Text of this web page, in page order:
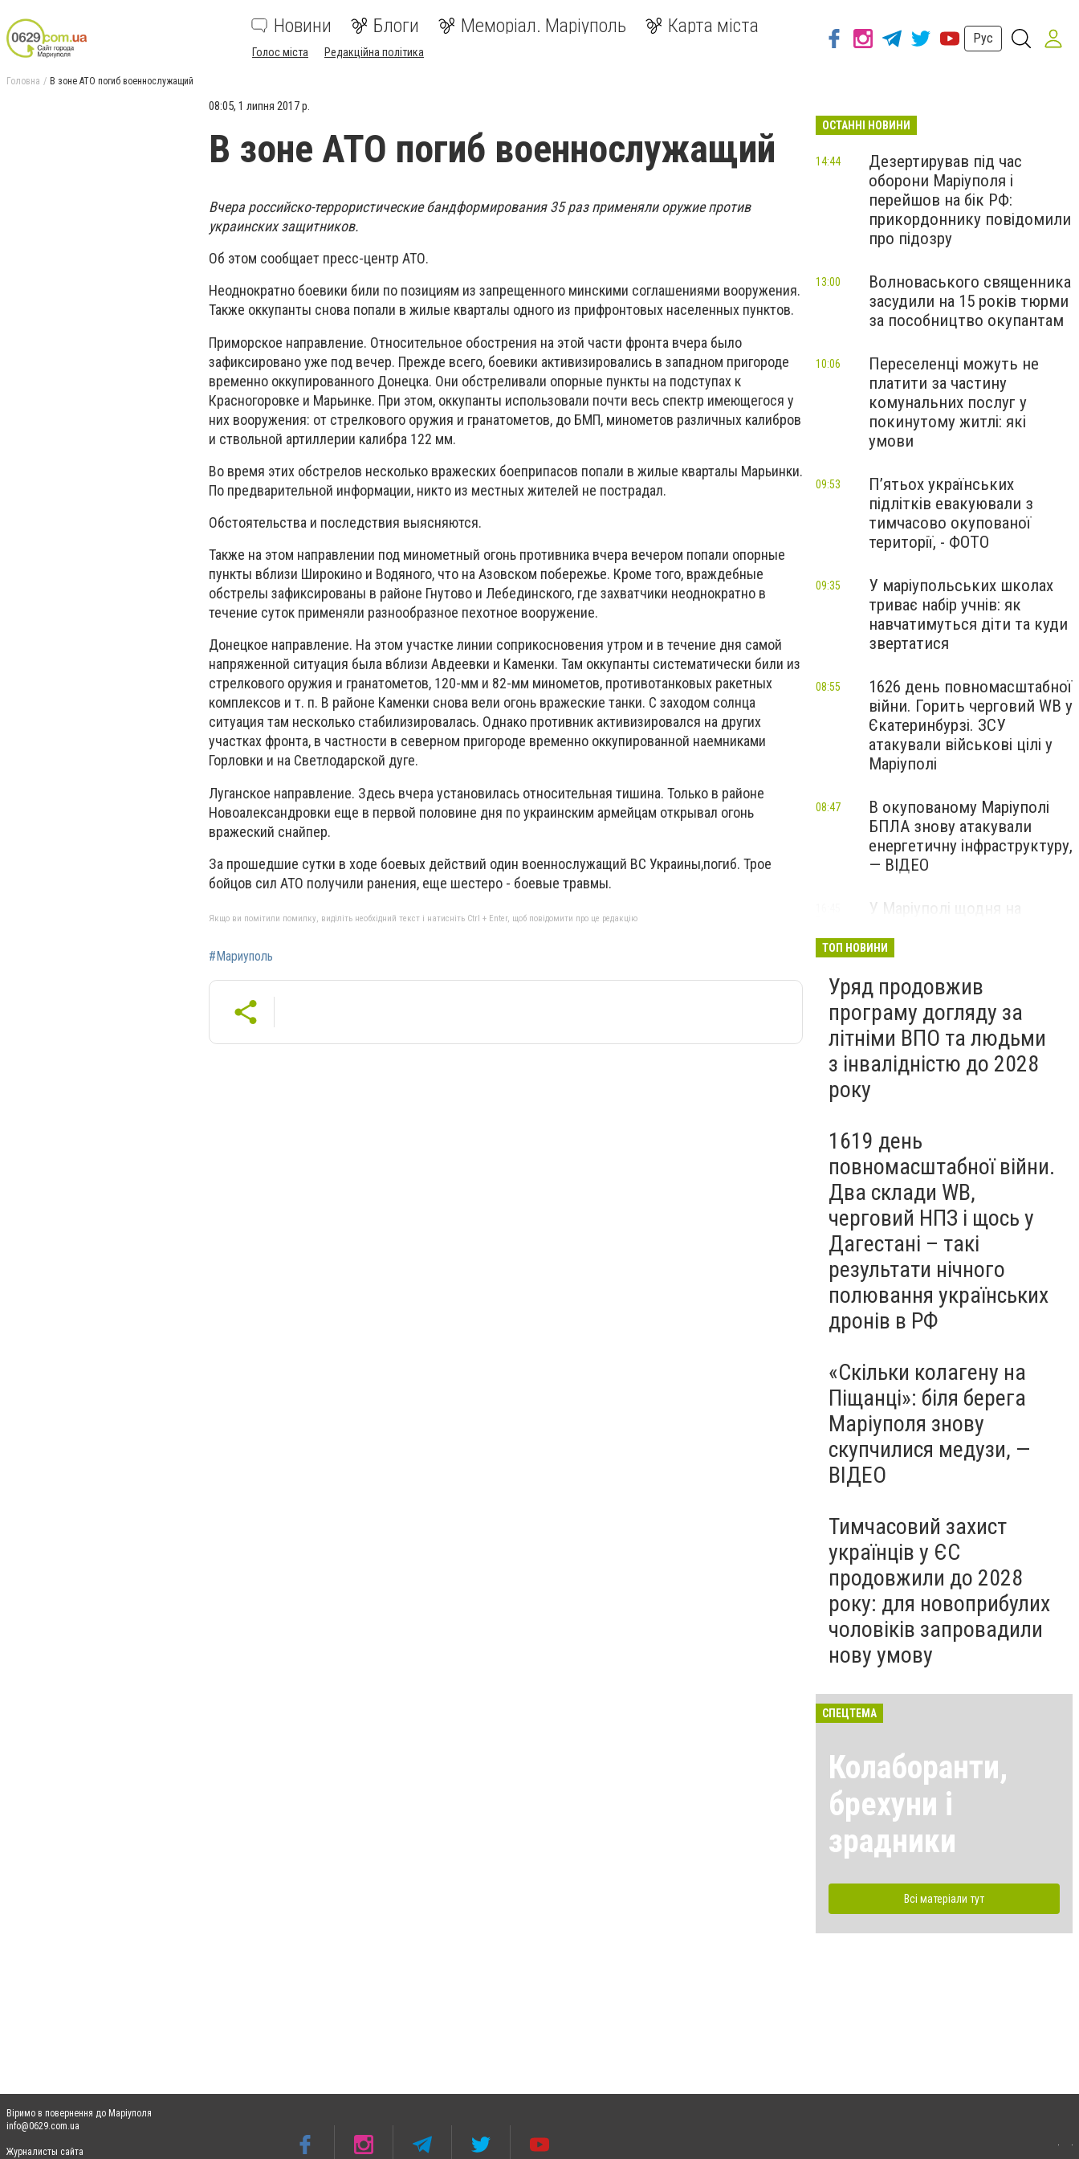
Новини Блоги Меморіал. Маріуполь Карта міста
Голос міста Редакційна політика
Рус
Головна В зоне АТО погиб военнослужащий
08:05, 1 липня 2017 р.
В зоне АТО погиб военнослужащий
Вчера российско-террористические бандформирования 35 раз применяли оружие против
украинских защитников.
Об этом сообщает пресс-центр АТО.
Неоднократно боевики били по позициям из запрещенного минскими соглашениями вооружения.
Также оккупанты снова попали в жилые кварталы одного из прифронтовых населенных пунктов.
Приморское направление. Относительное обострения на этой части фронта вчера было
зафиксировано уже под вечер. Прежде всего, боевики активизировались в западном пригороде
временно оккупированного Донецка. Они обстреливали опорные пункты на подступах к
Красногоровке и Марьинке. При этом, оккупанты использовали почти весь спектр имеющегося у
них вооружения: от стрелкового оружия и гранатометов, до БМП, минометов различных калибров
и ствольной артиллерии калибра 122 мм.
Во время этих обстрелов несколько вражеских боеприпасов попали в жилые кварталы Марьинки.
По предварительной информации, никто из местных жителей не пострадал.
Обстоятельства и последствия выясняются.
Также на этом направлении под минометный огонь противника вчера вечером попали опорные
пункты вблизи Широкино и Водяного, что на Азовском побережье. Кроме того, враждебные
обстрелы зафиксированы в районе Гнутово и Лебединского, где захватчики неоднократно в
течение суток применяли разнообразное пехотное вооружение.
Донецкое направление. На этом участке линии соприкосновения утром и в течение дня самой
напряженной ситуация была вблизи Авдеевки и Каменки. Там оккупанты систематически били из
стрелкового оружия и гранатометов, 120-мм и 82-мм минометов, противотанковых ракетных
комплексов и т. п. В районе Каменки снова вели огонь вражеские танки. С заходом солнца
ситуация там несколько стабилизировалась. Однако противник активизировался на других
участках фронта, в частности в северном пригороде временно оккупированной наемниками
Горловки и на Светлодарской дуге.
Луганское направление. Здесь вчера установилась относительная тишина. Только в районе
Новоалександровки еще в первой половине дня по украинским армейцам открывал огонь
вражеский снайпер.
За прошедшие сутки в ходе боевых действий один военнослужащий ВС Украины,погиб. Трое
бойцов сил АТО получили ранения, еще шестеро - боевые травмы.
Якщо ви помітили помилку, виділіть необхідний текст і натисніть Ctrl + Enter, щоб повідомити про це редакцію
#Мариуполь
ОСТАННІ НОВИНИ
Дезертирував під час
оборони Маріуполя і
перейшов на бік РФ:
прикордоннику повідомили
про підозру
14:44
Волноваського священника
засудили на 15 років тюрми
за пособництво окупантам
13:00
Переселенці можуть не
платити за частину
комунальних послуг у
покинутому житлі: які
умови
10:06
П’ятьох українських
підлітків евакуювали з
тимчасово окупованої
території, - ФОТО
09:53
У маріупольських школах
триває набір учнів: як
навчатимуться діти та куди
звертатися
09:35
1626 день повномасштабної
війни. Горить черговий WB у
Єкатеринбурзі. ЗСУ
атакували військові цілі у
Маріуполі
08:55
В окупованому Маріуполі
БПЛА знову атакували
енергетичну інфраструктуру,
— ВІДЕО
08:47
У Маріуполі щодня на
відключатимуть світло: це
ТОП НОВИНИ
Уряд продовжив
програму догляду за
літніми ВПО та людьми
з інвалідністю до 2028
року
1619 день
повномасштабної війни.
Два склади WB,
черговий НПЗ і щось у
Дагестані – такі
результати нічного
полювання українських
дронів в РФ
«Скільки колагену на
Піщанці»: біля берега
Маріуполя знову
скупчилися медузи, —
ВІДЕО
Тимчасовий захист
українців у ЄС
продовжили до 2028
року: для новоприбулих
чоловіків запровадили
нову умову
СПЕЦТЕМА
Колаборанти,
брехуни і
зрадники
Всі матеріали тут
Віримо в повернення до Маріуполя
info@0629.com.ua
Журналисты сайта